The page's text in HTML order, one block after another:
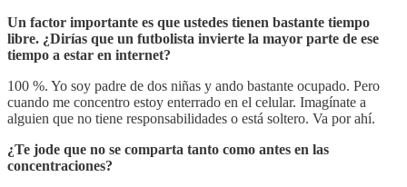
Un factor importante es que ustedes tienen bastante tiempo
libre. ¿Dirías que un futbolista invierte la mayor parte de ese
tiempo a estar en internet?
100 %. Yo soy padre de dos niñas y ando bastante ocupado. Pero
cuando me concentro estoy enterrado en el celular. Imagínate a
alguien que no tiene responsabilidades o está soltero. Va por ahí.
¿Te jode que no se comparta tanto como antes en las
concentraciones?